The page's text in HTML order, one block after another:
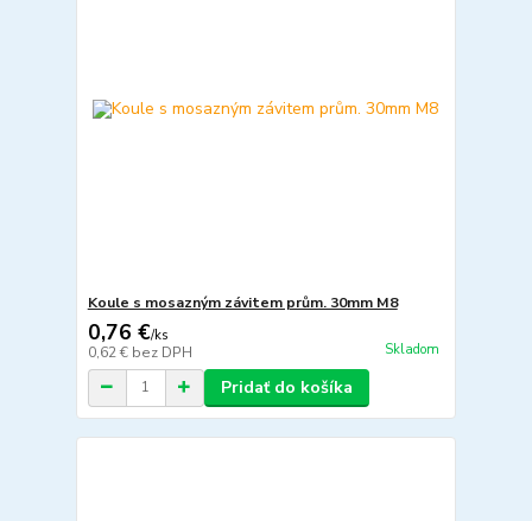
Koule s mosazným závitem prům. 30mm M8
0,76 €/ks
0,62 € bez DPH Skladom
Pridať do košíka